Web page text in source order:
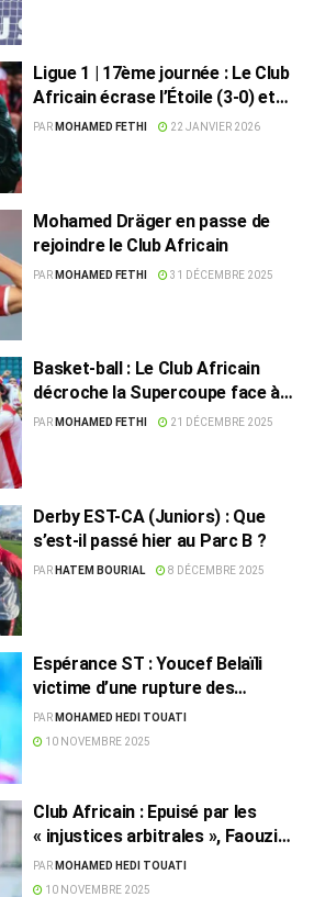
Ligue 1 | 17ème journée : Le Club
Africain écrase l’Étoile (3-0) et
rejoint l’Espérance en tête
PAR MOHAMED FETHI 22 JANVIER 2026
Mohamed Dräger en passe de
rejoindre le Club Africain
PAR MOHAMED FETHI 31 DÉCEMBRE 2025
Basket-ball : Le Club Africain
décroche la Supercoupe face à
l’US Monastir
PAR MOHAMED FETHI 21 DÉCEMBRE 2025
Derby EST-CA (Juniors) : Que
s’est-il passé hier au Parc B ?
PAR HATEM BOURIAL 8 DÉCEMBRE 2025
Espérance ST : Youcef Belaïli
victime d’une rupture des
ligaments croisés
PAR MOHAMED HEDI TOUATI
10 NOVEMBRE 2025
Club Africain : Epuisé par les
« injustices arbitrales », Faouzi
Benzarti sur le départ
PAR MOHAMED HEDI TOUATI
10 NOVEMBRE 2025